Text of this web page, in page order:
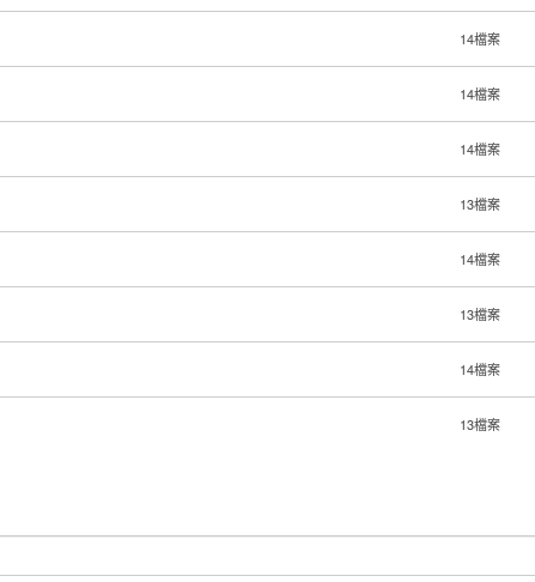
14檔案
14檔案
14檔案
13檔案
14檔案
13檔案
14檔案
13檔案